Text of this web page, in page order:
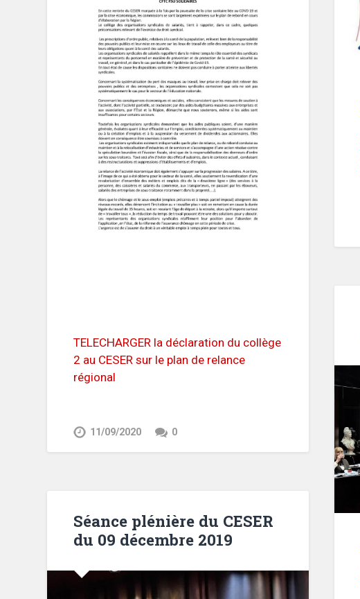
TELECHARGER la déclaration du collège
2 au CESER sur le plan de relance
régional
11/09/2020 0
Séance plénière du CESER
du 09 décembre 2019